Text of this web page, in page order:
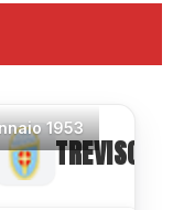
1953
TREVISO